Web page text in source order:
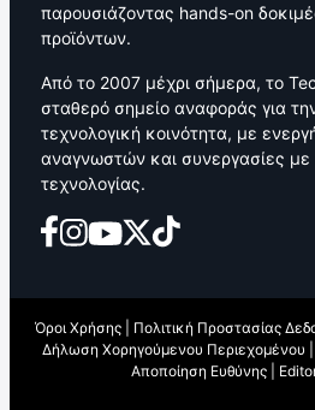
παρουσιάζοντας hands-on
προϊόντων.
Από το 2007 μέχρι σήμερα, το
σταθερό σημείο αναφοράς για
τεχνολογική κοινότητα, με
αναγνωστών και συνεργασίες με
τεχνολογίας.
Όροι Χρήσης Πολιτική Προστασίας
Δήλωση Χορηγούμενου Περιεχομένου
Αποποίηση Ευθύνης